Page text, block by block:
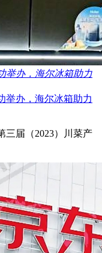
举办，海尔冰箱助力
举办，海尔冰箱助力
三届（2023）川菜产